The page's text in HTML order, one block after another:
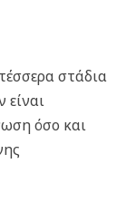
στάδια
όσο και